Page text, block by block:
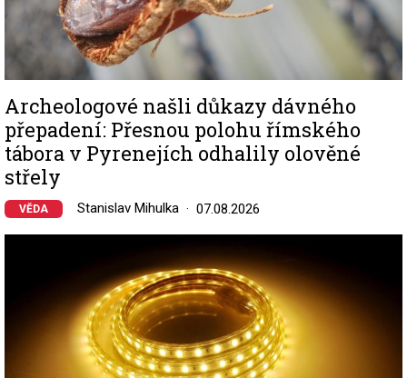
Archeologové našli důkazy dávného
přepadení: Přesnou polohu římského
tábora v Pyrenejích odhalily olověné
střely
VĚDA Stanislav Mihulka 07.08.2026